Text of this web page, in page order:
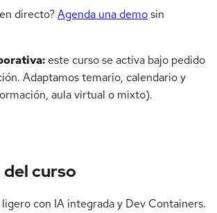
directo?Agenda una demosin
este curso se activa bajo pedido
Adaptamos temario, calendario y
aula virtual o mixto).
curso
con IA integrada y Dev Containers.